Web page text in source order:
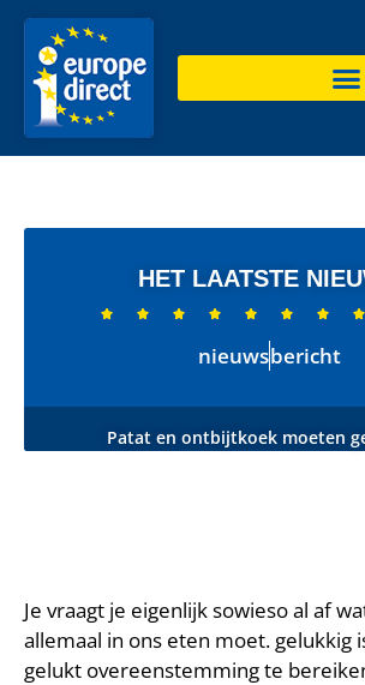
HET LAATSTE
       
nieuwsbericht
Patat en ontbijtkoek moeten
Je vraagt je eigenlijk sowieso al af
allemaal in ons eten moet. gelukkig
gelukt overeenstemming te